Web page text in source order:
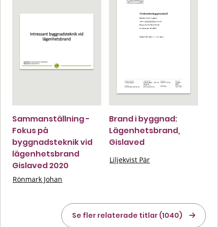
Sammanställning -
Fokus på
byggnadsteknik vid
lägenhetsbrand
Gislaved 2020
Rönmark Johan
Brand i byggnad:
Lägenhetsbrand,
Gislaved
Liljekvist Pär
Se fler relaterade titlar (1040)